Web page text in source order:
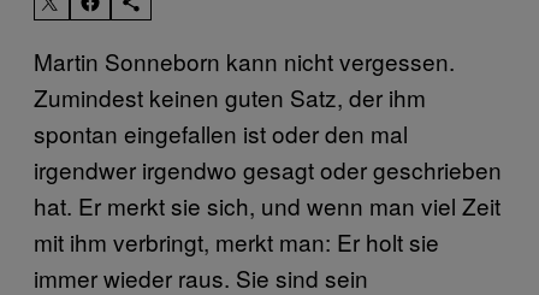
Martin Sonneborn kann nicht vergessen.
Zumindest keinen guten Satz, der ihm
spontan eingefallen ist oder den mal
irgendwer irgendwo gesagt oder geschrieben
hat. Er merkt sie sich, und wenn man viel Zeit
mit ihm verbringt, merkt man: Er holt sie
immer wieder raus. Sie sind sein